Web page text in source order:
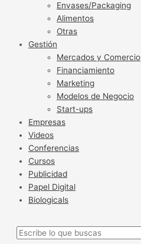
Envases/Packaging
Alimentos
Otras
Gestión
Mercados y Comercio
Financiamiento
Marketing
Modelos de Negocio
Start-ups
Empresas
Videos
Conferencias
Cursos
Publicidad
Papel Digital
Biologicals